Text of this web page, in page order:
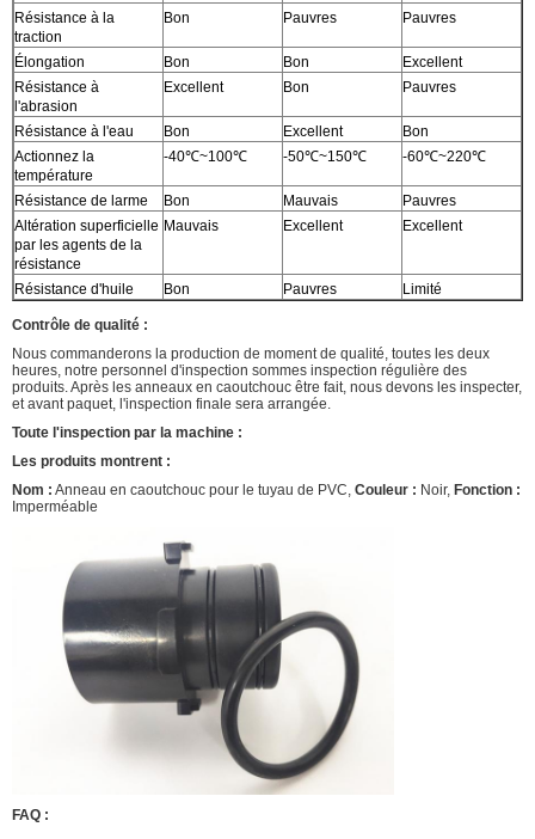
Résistance à la
traction
Bon Pauvres Pauvres
Élongation Bon Bon
Excellent
Résistance à
l'abrasion
Excellent Bon Pauvres
Résistance à l'eau Bon Excellent
Bon
Actionnez la
température
-40℃~100℃ -50℃~150℃ -60℃~220℃
Résistance de larme Bon Mauvais
Pauvres
Altération superficielle
par les agents de la
résistance
Mauvais Excellent Excellent
Résistance d'huile Bon Pauvres Limité
Contrôle de qualité :
Nous commanderons la production de moment de qualité, toutes les deux
heures, notre personnel d'inspection sommes inspection régulière des
produits. Après les anneaux en caoutchouc être fait, nous devons les inspecter,
et avant paquet, l'inspection finale sera arrangée.
Toute l'inspection par la machine :
Les produits montrent :
Nom : Anneau en caoutchouc pour le tuyau de PVC, Couleur : Noir, Fonction :
Imperméable
FAQ :